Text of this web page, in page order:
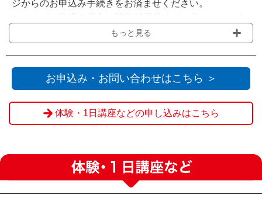
ジからのお申込み手続きをお済ませください。
お申込みいただき、申込締切までに選択されたコンビニ
でのお支払いをお願いいたします。
済を利用せず送信』をクリックください。
※材料費・認定料は当日現金にてお支払いいただきま
もっと見る
お申込み・お問い合わせはこちら ＞
体験・1日講座などの申し込みはこちら